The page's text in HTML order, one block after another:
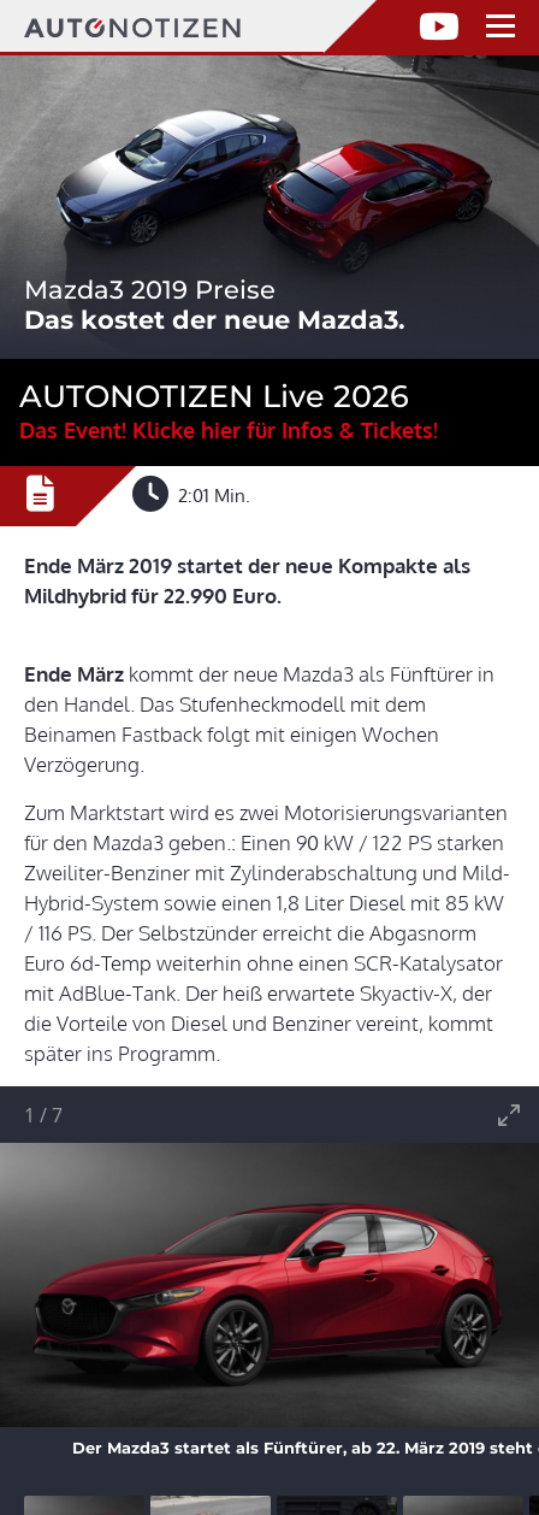
Mazda3 2019 Preise
Das kostet der neue Mazda3.
AUTONOTIZEN Live 2026
Das Event! Klicke hier für Infos & Tickets!
2:01 Min.
Ende März 2019 startet der neue Kompakte als
Mildhybrid für 22.990 Euro.
Ende März kommt der neue Mazda3 als Fünftürer in
den Handel. Das Stufenheckmodell mit dem
Beinamen Fastback folgt mit einigen Wochen
Verzögerung.
Zum Marktstart wird es zwei Motorisierungsvarianten
für den Mazda3 geben.: Einen 90 kW / 122 PS starken
Zweiliter-Benziner mit Zylinderabschaltung und Mild-
Hybrid-System sowie einen 1,8 Liter Diesel mit 85 kW
/ 116 PS. Der Selbstzünder erreicht die Abgasnorm
Euro 6d-Temp weiterhin ohne einen SCR-Katalysator
mit AdBlue-Tank. Der heiß erwartete Skyactiv-X, der
die Vorteile von Diesel und Benziner vereint, kommt
später ins Programm.
Der Mazda3 startet als Fünftürer, ab 22. März 2019
1 /7